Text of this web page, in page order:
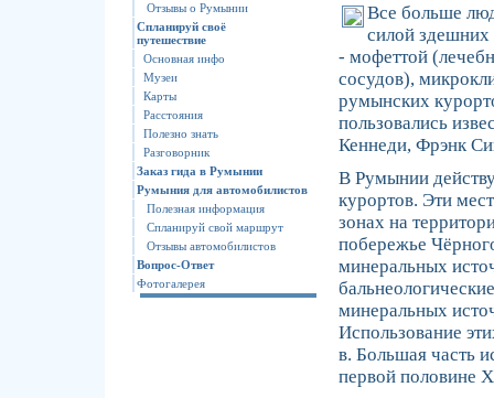
Отзывы о Румынии
Спланируй своё
путешествие
Основная инфо
Музеи
Карты
Расстояния
Полезно знать
Разговорник
Заказ гида в Румынии
Румыния для автомобилистов
Полезная информация
Спланируй свой маршрут
Отзывы автомобилистов
Вопрос-Ответ
Фотогалерея
Все больше
силой
- мофеттой
сосудов),
румынских
пользовались
Кеннеди, Фрэнк
В Румынии
курортов. Эти
зонах на
побережье
минеральных
минеральных
Использование
в. Большая часть
первой половине